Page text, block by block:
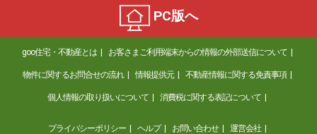
PC版へ
goo住宅・不動産とは お客さまご利用端末からの情報の外部送信について
物件に関するお問合せの流れ 情報提供元 不動産情報に関する免責事項
個人情報の取り扱いについて 消費税に関する表記について
プライバシーポリシー ヘルプ お問い合わせ 運営会社